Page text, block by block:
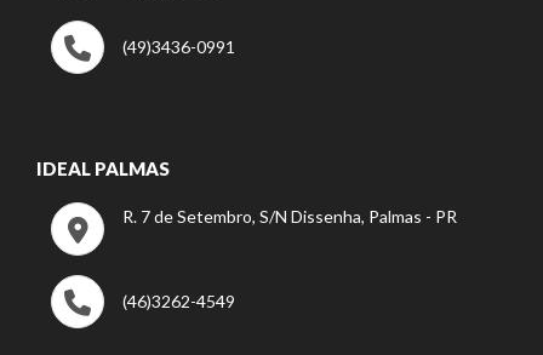
(49)3436-0991
IDEAL PALMAS
R. 7 de Setembro, S/N Dissenha, Palmas - PR
(46)3262-4549